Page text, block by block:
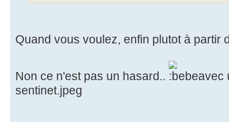
Quand vous voulez, enfin plutot à partir
Non ce n'est pas un hasard..
avec
sentinet.jpeg